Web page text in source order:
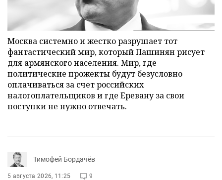
Москва системно и жестко разрушает тот
фантастический мир, который Пашинян рисует
для армянского населения. Мир, где
политические прожекты будут безусловно
оплачиваться за счет российских
налогоплательщиков и где Еревану за свои
поступки не нужно отвечать.
Тимофей Бордачёв
5 августа 2026, 11:25 9